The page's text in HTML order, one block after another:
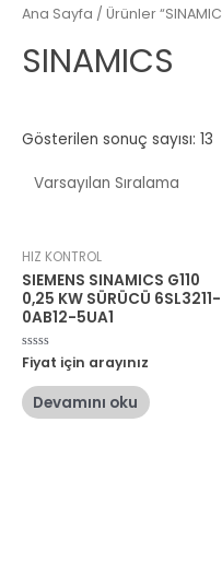
Ana Sayfa / Ürünler
SINAMICS
Gösterilen sonuç sayısı: 13
HIZ KONTROL
SIEMENS SINAMICS G110
0,25 KW SÜRÜCÜ 6SL3211-
0AB12-5UA1
5
üzerinden
oy
aldı
Fiyat için arayınız
Devamını oku